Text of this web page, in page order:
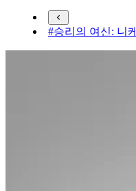
#승리의 여신: 니케